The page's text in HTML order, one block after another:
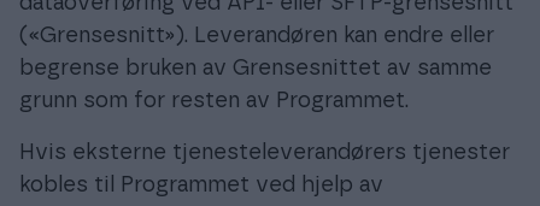
(«Grensesnitt»). Leverandøren kan endre eller
begrense bruken av Grensesnittet av samme
grunn som for resten av Programmet.
Hvis eksterne tjenesteleverandørers tjenester
kobles til Programmet ved hjelp av